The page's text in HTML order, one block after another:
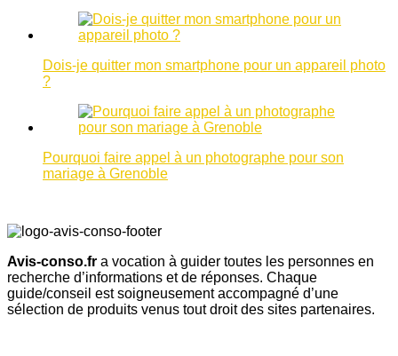
Dois-je quitter mon smartphone pour un appareil photo
?
Pourquoi faire appel à un photographe pour son
mariage à Grenoble
Avis-conso.fr a vocation à guider toutes les personnes en
recherche d’informations et de réponses. Chaque
guide/conseil est soigneusement accompagné d’une
sélection de produits venus tout droit des sites partenaires.